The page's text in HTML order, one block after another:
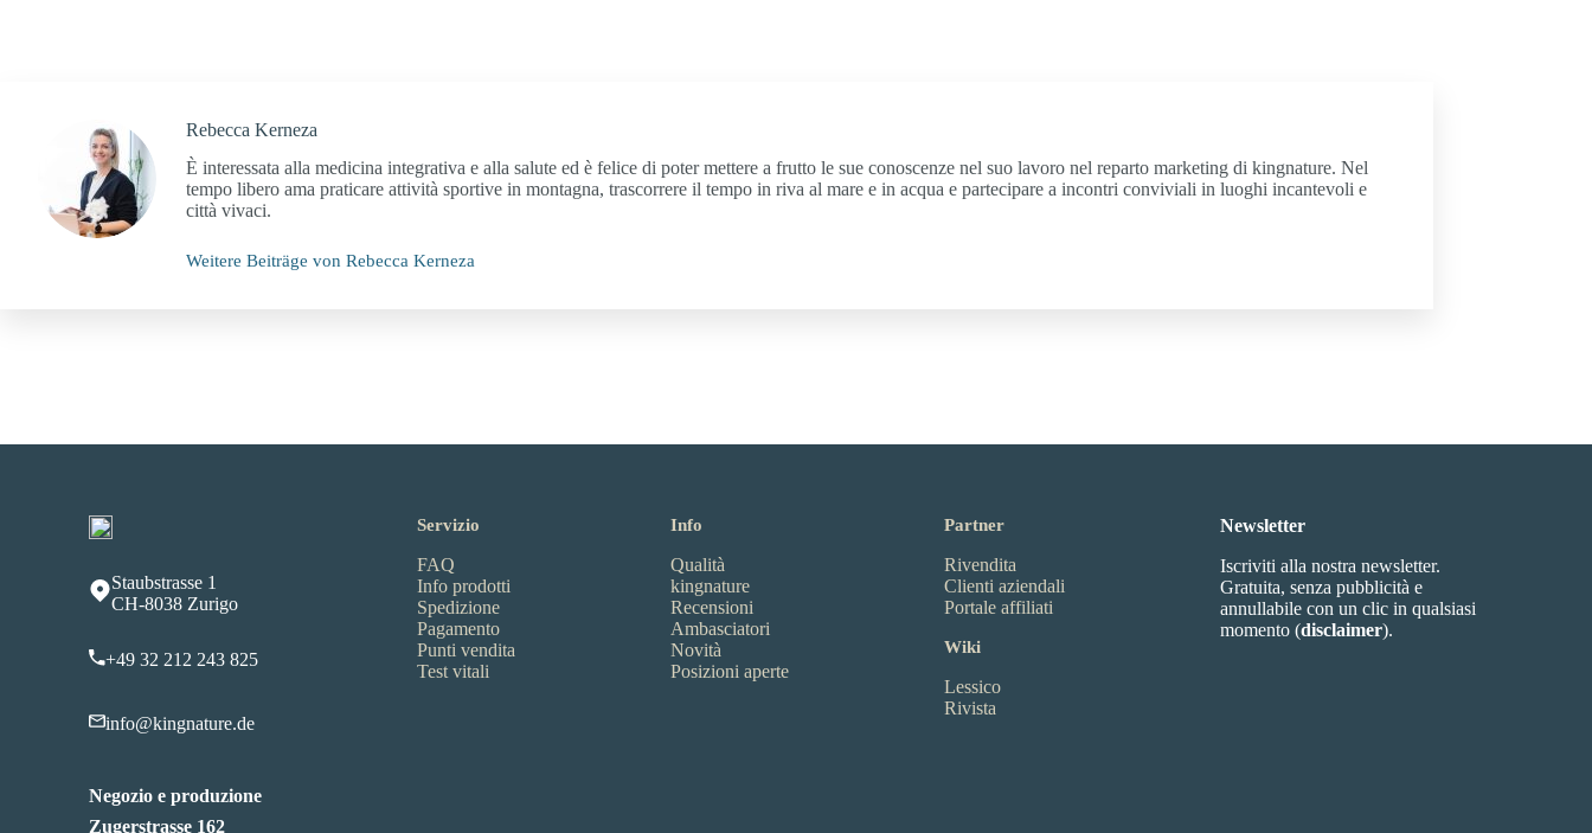
Rebecca Kerneza
È interessata alla medicina integrativa e alla salute ed è felice di poter mettere a frutto le sue conoscenze nel suo lavoro nel reparto marketing di kingnature. Nel
tempo libero ama praticare attività sportive in montagna, trascorrere il tempo in riva al mare e in acqua e partecipare a incontri conviviali in luoghi incantevoli e
città vivaci.
Weitere Beiträge von Rebecca Kerneza
Staubstrasse 1
CH-8038 Zurigo
+49 32 212 243 825
info@kingnature.de
Negozio e produzione
Zugerstrasse 162
Servizio
FAQ
Info prodotti
Spedizione
Pagamento
Punti vendita
Test vitali
Info
Qualità
kingnature
Recensioni
Ambasciatori
Novità
Posizioni aperte
Partner
Rivendita
Clienti aziendali
Portale affiliati
Wiki
Lessico
Rivista
Newsletter
Iscriviti alla nostra newsletter.
Gratuita, senza pubblicità e
annullabile con un clic in qualsiasi
momento (disclaimer).